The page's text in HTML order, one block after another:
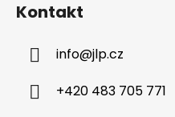
Kontakt
info@jlp.cz
+420 483 705 771